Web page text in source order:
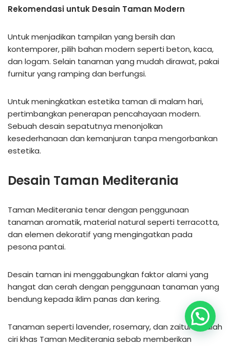
Rekomendasi untuk Desain Taman Modern
Untuk menjadikan tampilan yang bersih dan
kontemporer, pilih bahan modern seperti beton, kaca,
dan logam. Selain tanaman yang mudah dirawat, pakai
furnitur yang ramping dan berfungsi.
Untuk meningkatkan estetika taman di malam hari,
pertimbangkan penerapan pencahayaan modern.
Sebuah desain sepatutnya menonjolkan
kesederhanaan dan kemanjuran tanpa mengorbankan
estetika.
Desain Taman Mediterania
Taman Mediterania tenar dengan penggunaan
tanaman aromatik, material natural seperti terracotta,
dan elemen dekoratif yang mengingatkan pada
pesona pantai.
Desain taman ini menggabungkan faktor alami yang
hangat dan cerah dengan penggunaan tanaman yang
bendung kepada iklim panas dan kering.
Tanaman seperti lavender, rosemary, dan zaitun adalah
ciri khas Taman Mediterania sebab memberikan